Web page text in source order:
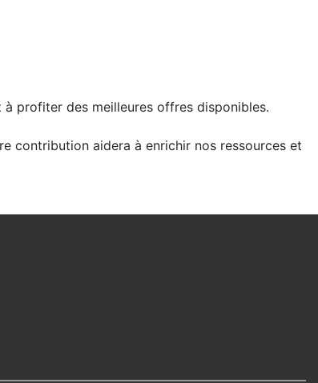
profiter des meilleures offres disponibles.
contribution aidera à enrichir nos ressources et